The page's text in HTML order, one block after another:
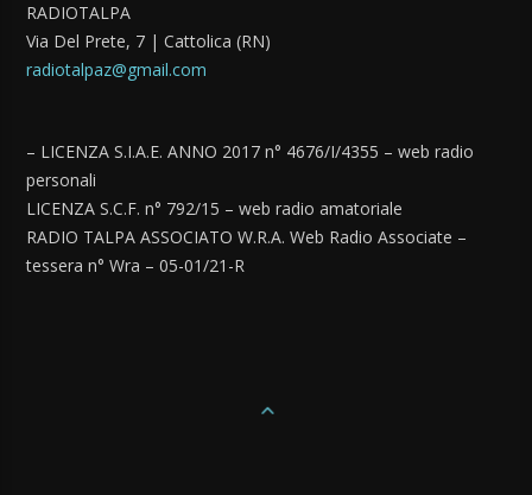
RADIOTALPA
Via Del Prete, 7 | Cattolica (RN)
radiotalpaz@gmail.com
– LICENZA S.I.A.E. ANNO 2017 n° 4676/I/4355 – web radio
personali
LICENZA S.C.F. n° 792/15 – web radio amatoriale
RADIO TALPA ASSOCIATO W.R.A. Web Radio Associate –
tessera n° Wra – 05-01/21-R